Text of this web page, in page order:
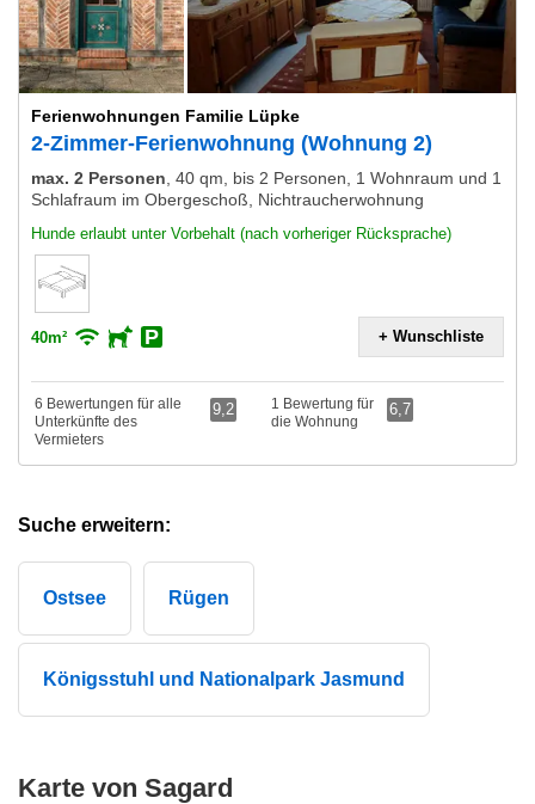
Ferienwohnungen Familie Lüpke
2-Zimmer-Ferienwohnung (Wohnung 2)
max. 2 Personen 40 qm, bis 2 Personen, 1 Wohnraum und 1
Schlafraum im Obergeschoß, Nichtraucherwohnung
Hunde erlaubt unter Vorbehalt (nach vorheriger Rücksprache)
40m² + Wunschliste
6 Bewertungen für alle
Unterkünfte des
Vermieters
9,2
1 Bewertung für
die Wohnung
6,7
Suche erweitern:
Ostsee Rügen
Königsstuhl und Nationalpark Jasmund
Karte von Sagard